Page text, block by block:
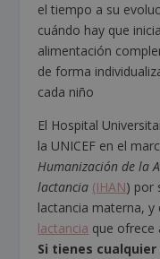
el tiempo a su
cuándo hay que
alimentación
de forma
cada niño
El Hospital
la UNICEF en el
Humanización de la
lactancia (IHAN) por
lactancia materna, y
lactancia que ofrece
Si tienes